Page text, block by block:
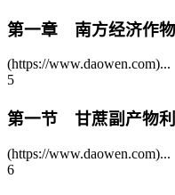
第一章 南方经济作
(https://www.daowen.com)...
5
第一节 甘蔗副产物
(https://www.daowen.com)...
6